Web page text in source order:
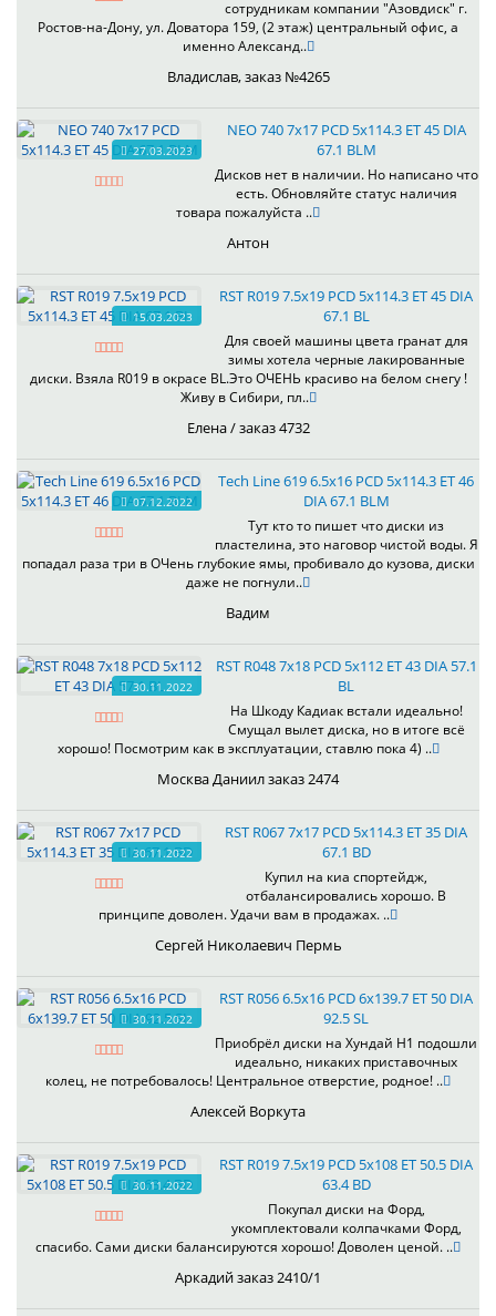
сотрудникам компании "Азовдиск" г.
Ростов-на-Дону, ул. Доватора 159, (2 этаж) центральный офис, а
именно Александ..
Владислав, заказ №4265
27.03.2023
NEO 740 7x17 PCD 5x114.3 ET 45 DIA
67.1 BLM
Дисков нет в наличии. Но написано что
есть. Обновляйте статус наличия
товара пожалуйста ..
Антон
15.03.2023
RST R019 7.5x19 PCD 5x114.3 ET 45 DIA
67.1 BL
Для своей машины цвета гранат для
зимы хотела черные лакированные
диски. Взяла R019 в окрасе BL.Это ОЧЕНЬ красиво на белом снегу !
Живу в Сибири, пл..
Елена / заказ 4732
07.12.2022
Tech Line 619 6.5x16 PCD 5x114.3 ET 46
DIA 67.1 BLM
Тут кто то пишет что диски из
пластелина, это наговор чистой воды. Я
попадал раза три в ОЧень глубокие ямы, пробивало до кузова, диски
даже не погнули..
Вадим
30.11.2022
RST R048 7x18 PCD 5x112 ET 43 DIA 57.1
BL
На Шкоду Кадиак встали идеально!
Смущал вылет диска, но в итоге всё
хорошо! Посмотрим как в эксплуатации, ставлю пока 4) ..
Москва Даниил заказ 2474
30.11.2022
RST R067 7x17 PCD 5x114.3 ET 35 DIA
67.1 BD
Купил на киа спортейдж,
отбалансировались хорошо. В
принципе доволен. Удачи вам в продажах. ..
Сергей Николаевич Пермь
30.11.2022
RST R056 6.5x16 PCD 6x139.7 ET 50 DIA
92.5 SL
Приобрёл диски на Хундай H1 подошли
идеально, никаких приставочных
колец, не потребовалось! Центральное отверстие, родное! ..
Алексей Воркута
30.11.2022
RST R019 7.5x19 PCD 5x108 ET 50.5 DIA
63.4 BD
Покупал диски на Форд,
укомплектовали колпачками Форд,
спасибо. Сами диски балансируются хорошо! Доволен ценой. ..
Аркадий заказ 2410/1